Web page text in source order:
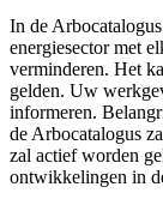
In de
energiesector met
verminderen. Het
gelden. Uw
informeren.
de Arbocatalogus
zal actief worden
ontwikkelingen in